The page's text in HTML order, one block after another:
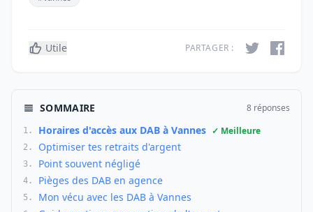
Utile PARTAGER :
SOMMAIRE 8 réponses
1. Horaires d'accès aux DAB à Vannes ✓ Meilleure
2. Optimiser tes retraits d'argent
3. Point souvent négligé
4. Pièges des DAB en agence
5. Mon vécu avec les DAB à Vannes